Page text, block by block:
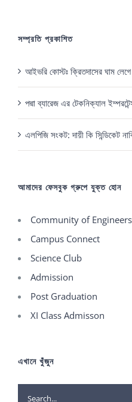
সম্প্রতি প্রকাশিত
আইভরি কোস্টঃ ক্রিতদাসের ঘাম
পদ্মা ব্যারেজ এর টেকনিক্যাল
এলপিজি সংকট: দায়ী কি সিন্ডিকেট
আমাদের ফেসবুক গ্রুপে যুক্ত হোন
Community of Engineers
Campus Connect
Science Club
Admission
Post Graduation
XI Class Admisson
এখানে খুঁজুন
Search